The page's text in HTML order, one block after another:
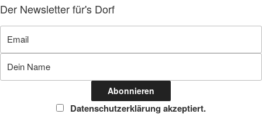
Der Newsletter für's Dorf
Datenschutzerklärung akzeptiert.